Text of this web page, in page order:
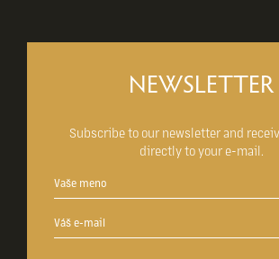
NEWSLETTER
Subscribe to our newsletter and
directly to your e-mail.